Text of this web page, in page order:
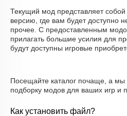
Текущий мод представляет
версию, где вам будет доступно
прочее. С предоставленным
прилагать большие усилия для
будут доступны игровые
Посещайте каталог почаще, а
подборку модов для ваших игр и
Как установить файл?